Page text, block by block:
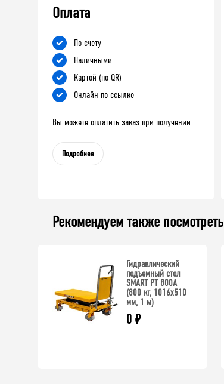
Оплата
По счету
Наличными
Картой (по QR)
Онлайн по ссылке
Вы можете оплатить заказ при получении
Подробнее
Рекомендуем также посмотреть
Гидравлический
подъемный стол
SMART PT 800A
(800 кг, 1016х510
мм, 1 м)
0 ₽